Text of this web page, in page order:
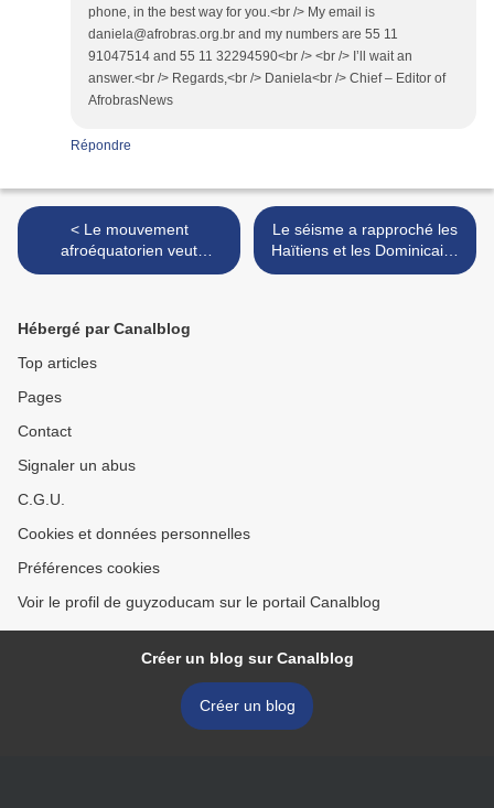
phone, in the best way for you.<br /> My email is
daniela@afrobras.org.br and my numbers are 55 11
91047514 and 55 11 32294590<br /> <br /> I’ll wait an
answer.<br /> Regards,<br /> Daniela<br /> Chief – Editor of
AfrobrasNews
Répondre
< Le mouvement
afroéquatorien veut
renforcer les relations avec
Le séisme a rapproché les
Haïtiens et les Dominicains
>
Hébergé par Canalblog
Top articles
Pages
Contact
Signaler un abus
C.G.U.
Cookies et données personnelles
Préférences cookies
Voir le profil de guyzoducam sur le portail Canalblog
Créer un blog sur Canalblog
Créer un blog